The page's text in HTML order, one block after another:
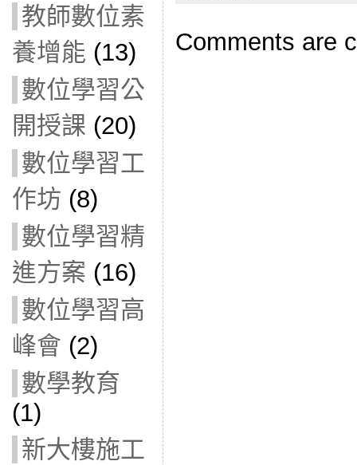
教師數位素
養增能 (13)
數位學習公
開授課 (20)
數位學習工
作坊 (8)
數位學習精
進方案 (16)
數位學習高
峰會 (2)
數學教育
(1)
新大樓施工
Comments are